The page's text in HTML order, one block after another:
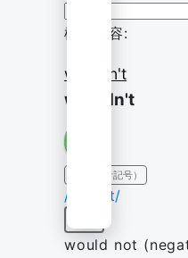
検索内容:
wouldn't
wouldn't
IPA（発音記号）
/ˈwʊdn̩t/
would not